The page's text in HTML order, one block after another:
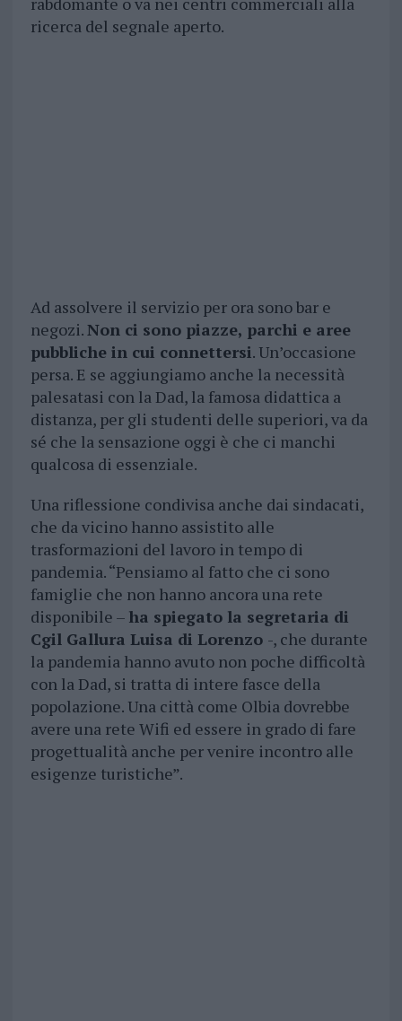
ricerca del segnale aperto.
Ad assolvere il servizio per ora sono bar e
negozi.Non ci sono piazze, parchi e aree
pubbliche in cui connettersi. Un’occasione
persa. E se aggiungiamo anche la necessità
palesatasi con la Dad, la famosa didattica a
distanza, per gli studenti delle superiori, va da
sé che la sensazione oggi è che ci manchi
qualcosa di essenziale.
Una riflessione condivisa anche dai sindacati,
che da vicino hanno assistito alle
trasformazioni del lavoro in tempo di
pandemia. “Pensiamo al fatto che ci sono
famiglie che non hanno ancora una rete
disponibile – ha spiegato la segretaria di
Cgil Gallura Luisa di Lorenzo -, che durante
la pandemia hanno avuto non poche difficoltà
con la Dad, si tratta di intere fasce della
popolazione. Una città come Olbia dovrebbe
avere una rete Wifi ed essere in grado di fare
progettualità anche per venire incontro alle
esigenze turistiche”.